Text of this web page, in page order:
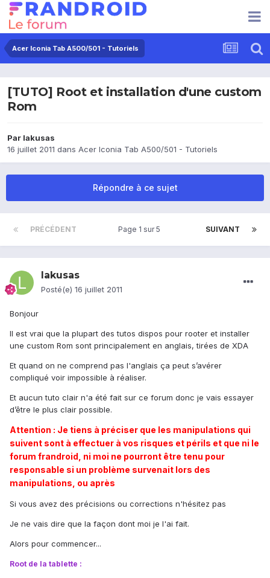
Acer Iconia Tab A500/501 - Tutoriels
[TUTO] Root et installation d'une custom
Rom
Par lakusas
16 juillet 2011 dans Acer Iconia Tab A500/501 - Tutoriels
Répondre à ce sujet
PRÉCÉDENT SUIVANT
Page 1 sur 5
lakusas
Posté(e) 16 juillet 2011
Bonjour
Il est vrai que la plupart des tutos dispos pour rooter et installer
une custom Rom sont principalement en anglais, tirées de XDA
Et quand on ne comprend pas l'anglais ça peut s’avérer
compliqué voir impossible à réaliser.
Et aucun tuto clair n'a été fait sur ce forum donc je vais essayer
d’être le plus clair possible.
Attention : Je tiens à préciser que les manipulations qui
suivent sont à effectuer à vos risques et périls et que ni le
forum frandroid, ni moi ne pourront être tenu pour
responsable si un problème survenait lors des
manipulations, ou après
Si vous avez des précisions ou corrections n'hésitez pas
Je ne vais dire que la façon dont moi je l'ai fait.
Alors pour commencer...
Root de la tablette :